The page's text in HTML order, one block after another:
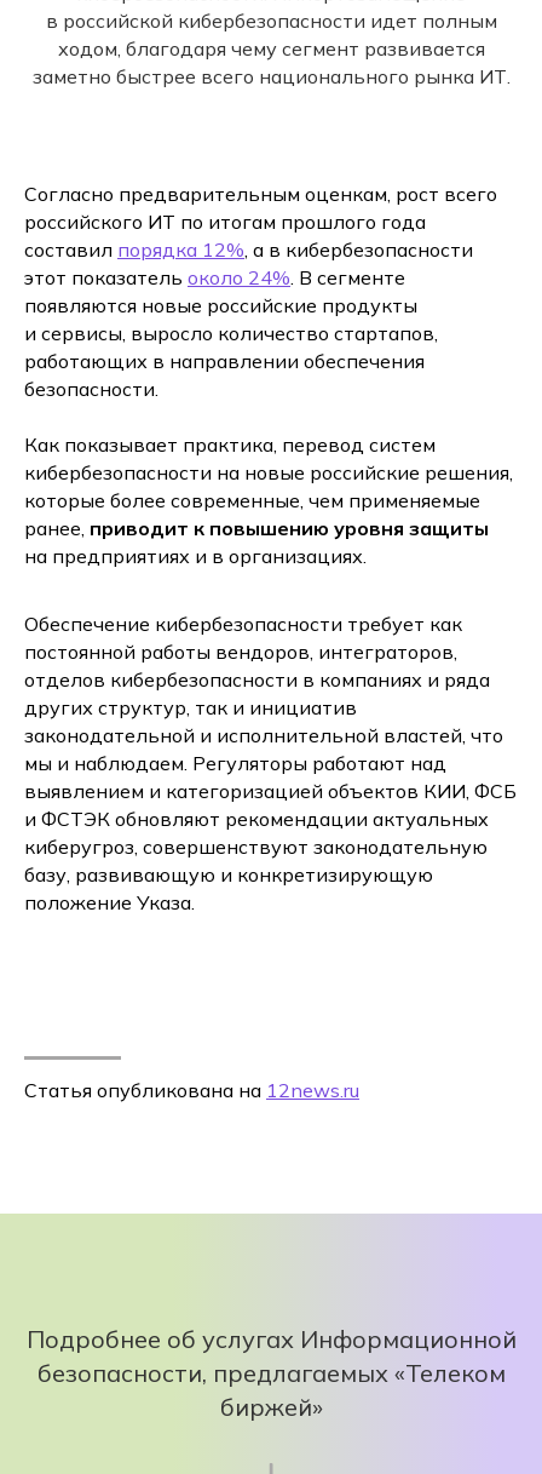
в российской кибербезопасности идет полным
ходом, благодаря чему сегмент развивается
заметно быстрее всего национального рынка ИТ.
Согласно предварительным оценкам, рост всего
российского ИТ по итогам прошлого года
составил порядка 12%, а в кибербезопасности
этот показатель около 24%. В сегменте
появляются новые российские продукты
и сервисы, выросло количество стартапов,
работающих в направлении обеспечения
безопасности.
Как показывает практика, перевод систем
кибербезопасности на новые российские решения,
которые более современные, чем применяемые
ранее, приводит к повышению уровня защиты
на предприятиях и в организациях.
Обеспечение кибербезопасности требует как
постоянной работы вендоров, интеграторов,
отделов кибербезопасности в компаниях и ряда
других структур, так и инициатив
законодательной и исполнительной властей, что
мы и наблюдаем. Регуляторы работают над
выявлением и категоризацией объектов КИИ, ФСБ
и ФСТЭК обновляют рекомендации актуальных
киберугроз, совершенствуют законодательную
базу, развивающую и конкретизирующую
положение Указа.
Статья опубликована на 12news.ru
Подробнее об услугах Информационной
безопасности, предлагаемых «Телеком
биржей»